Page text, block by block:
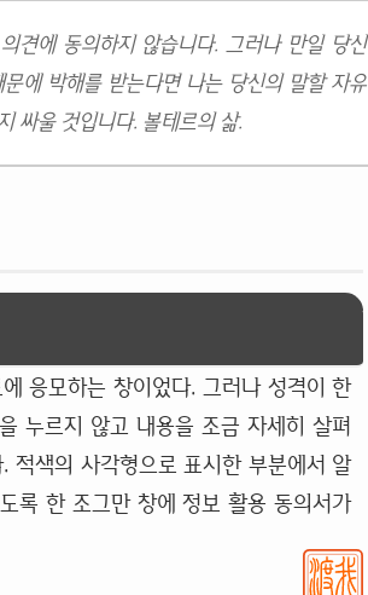
견에 동의하지 않습니다. 그러나 만일 당신
에 박해를 받는다면 나는 당신의 말할 자유
싸울 것입니다. 볼테르의 삶.
응모하는 창이었다. 그러나 성격이 한
누르지 않고 내용을 조금 자세히 살펴
적색의 사각형으로 표시한 부분에서 알
록 한 조그만 창에 정보 활용 동의서가